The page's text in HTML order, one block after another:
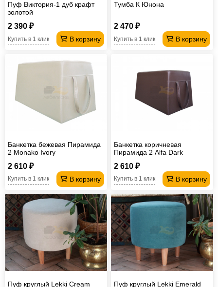
Пуф Виктория-1 дуб крафт
золотой
2 390 ₽
В корзину
Купить в 1 клик
Тумба К Юнона
2 470 ₽
В корзину
Купить в 1 клик
Банкетка бежевая Пирамида
2 Monako Ivory
2 610 ₽
В корзину
Купить в 1 клик
Банкетка коричневая
Пирамида 2 Alfa Dark
2 610 ₽
В корзину
Купить в 1 клик
Пуф круглый Lekki Cream Пуф круглый Lekki Emerald